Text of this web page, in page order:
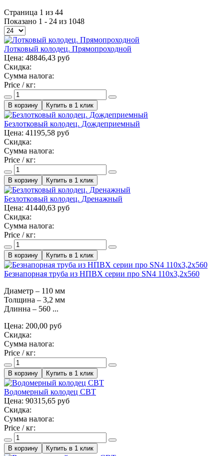
Лотковый колодец. Прямопроходной
Цена: 48846,43 руб
Скидка:
Сумма налога:
Price / кг:
Купить в 1 клик
Безлотковый колодец. Дождеприемный
Цена: 41195,58 руб
Скидка:
Сумма налога:
Price / кг:
Купить в 1 клик
Безлотковый колодец. Дренажный
Цена: 41440,63 руб
Скидка:
Сумма налога:
Price / кг:
Купить в 1 клик
Безнапорная труба из НПВХ серии про SN4 110x3,2x560
Диаметр – 110 мм
Толщина – 3,2 мм
Длинна – 560 ...
Цена: 200,00 руб
Скидка:
Сумма налога:
Price / кг:
Купить в 1 клик
Водомерный колодец СВТ
Цена: 90315,65 руб
Скидка:
Сумма налога:
Price / кг:
Купить в 1 клик
Страница 1 из 44
Показано 1 - 24 из 1048